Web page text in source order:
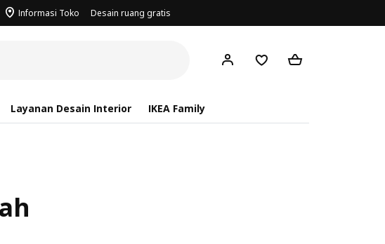
Informasi Toko Desain ruang gratis
Layanan Desain Interior IKEA Family